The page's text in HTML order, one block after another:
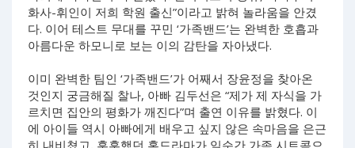
화사-휘인이 저희 학원 출신”이라고 밝혀 놀라움을 안겼
다. 이어 테스트 무대를 꾸민 ‘가족밴드’는 완벽한 호흡과
아름다운 하모니로 보는 이의 감탄을 자아냈다.
이미 완벽한 팀인 ‘가족밴드’가 어째서 장윤정을 찾아온
것인지 궁금해질 찰나, 아빠 김두선은 “제가 제 자식을 가
르치면 집안의 평화가 깨진다”며 출연 이유를 밝혔다. 이
에 아이들 역시 아빠에게 배우고 싶지 않은 속마음을 은근
히 내비쳤고, 훈훈했던 홈드라마가 일순간 가족 시트콤으